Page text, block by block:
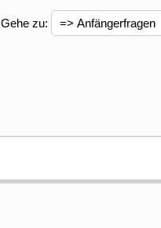
Gehe zu: